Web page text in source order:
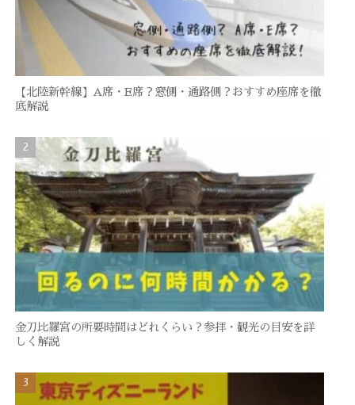
【北陸新幹線】A席・E席？窓側・通路側？おすすめ座席を徹
底解説
金刀比羅宮の所要時間はどれくらい？参拝・観光の目安を詳
しく解説